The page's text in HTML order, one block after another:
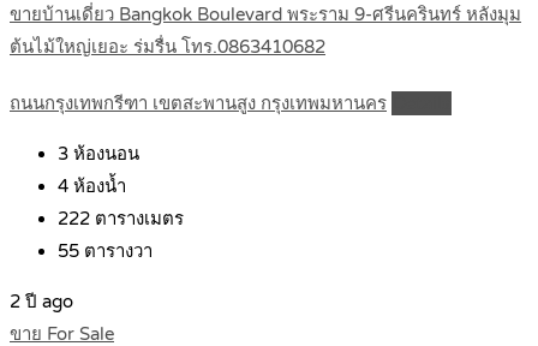
ขายบ้านเดี่ยว Bangkok Boulevard พระราม 9-ศรีนครินทร์ หลังมุม
ต้นไม้ใหญ่เยอะ ร่มรื่น โทร.0863410682
ถนนกรุงเทพกรีฑา เขตสะพานสูง กรุงเทพมหานคร
3 ห้องนอน
4 ห้องน้ำ
222 ตารางเมตร
55 ตารางวา
2 ปี ago
ขาย For Sale